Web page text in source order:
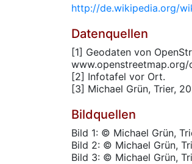
http://de.wikipedia.org/
Datenquellen
[1] Geodaten von
[2] Infotafel vor Ort.
[3] Michael Grün, Trier,
Bildquellen
Bild 1: © Michael Grün,
Bild 2: © Michael Grün,
Bild 3: © Michael Grün,